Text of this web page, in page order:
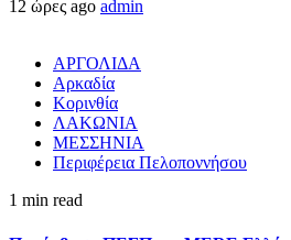
12 ώρες ago admin
ΑΡΓΟΛΙΔΑ
Αρκαδία
Κορινθία
ΛΑΚΩΝΙΑ
ΜΕΣΣΗΝΙΑ
Περιφέρεια Πελοποννήσου
1 min read